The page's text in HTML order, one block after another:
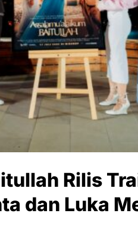
Rilis
dan Luka